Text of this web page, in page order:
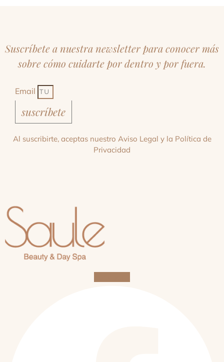
Suscríbete a nuestra newsletter para conocer más
sobre cómo cuidarte por dentro y por fuera.
Email
suscríbete
Al suscribirte, aceptas nuestro Aviso Legal y la Política de
Privacidad